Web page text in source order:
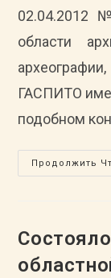
02.04.2012
области
ГАСПИТО
подобном
Продолжить